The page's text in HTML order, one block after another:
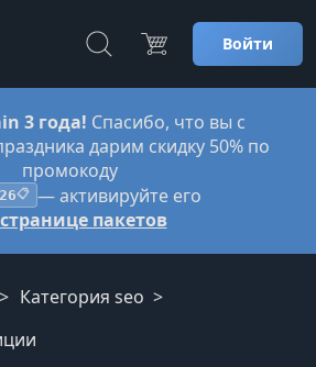
Войти
3 года! Спасибо, что вы с
дарим скидку 50% по
промокоду
📋 — активируйте его
пакетов
Категория seo